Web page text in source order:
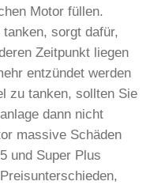
Motor füllen.
sorgt dafür,
Zeitpunkt liegen
entzündet werden
zu tanken, sollten Sie
dann nicht
massive Schäden
und Super Plus